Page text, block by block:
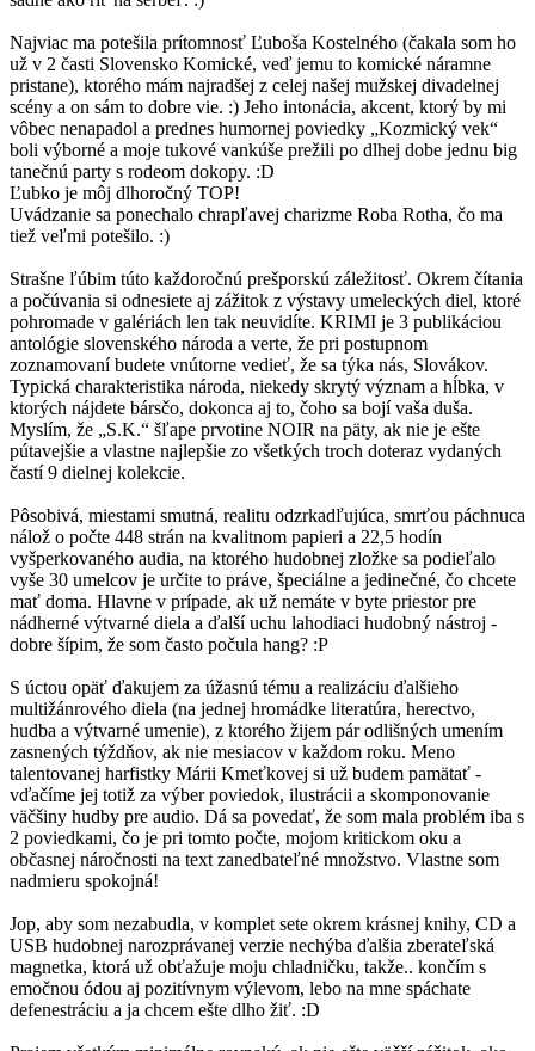
Najviac ma potešila prítomnosť Ľuboša Kostelného (čakala som ho
už v 2 časti Slovensko Komické, veď jemu to komické náramne
pristane), ktorého mám najradšej z celej našej mužskej divadelnej
scény a on sám to dobre vie. :) Jeho intonácia, akcent, ktorý by mi
vôbec nenapadol a prednes humornej poviedky „Kozmický vek“
boli výborné a moje tukové vankúše prežili po dlhej dobe jednu big
tanečnú party s rodeom dokopy. :D
Ľubko je môj dlhoročný TOP!
Uvádzanie sa ponechalo chrapľavej charizme Roba Rotha, čo ma
tiež veľmi potešilo. :)
Strašne ľúbim túto každoročnú prešporskú záležitosť. Okrem čítania
a počúvania si odnesiete aj zážitok z výstavy umeleckých diel, ktoré
pohromade v galériách len tak neuvidíte. KRIMI je 3 publikáciou
antológie slovenského národa a verte, že pri postupnom
zoznamovaní budete vnútorne vedieť, že sa týka nás, Slovákov.
Typická charakteristika národa, niekedy skrytý význam a hĺbka, v
ktorých nájdete bársčo, dokonca aj to, čoho sa bojí vaša duša.
Myslím, že „S.K.“ šľape prvotine NOIR na päty, ak nie je ešte
pútavejšie a vlastne najlepšie zo všetkých troch doteraz vydaných
častí 9 dielnej kolekcie.
Pôsobivá, miestami smutná, realitu odzrkadľujúca, smrťou páchnuca
nálož o počte 448 strán na kvalitnom papieri a 22,5 hodín
vyšperkovaného audia, na ktorého hudobnej zložke sa podieľalo
vyše 30 umelcov je určite to práve, špeciálne a jedinečné, čo chcete
mať doma. Hlavne v prípade, ak už nemáte v byte priestor pre
nádherné výtvarné diela a ďalší uchu lahodiaci hudobný nástroj -
dobre šípim, že som často počula hang? :P
S úctou opäť ďakujem za úžasnú tému a realizáciu ďalšieho
multižánrového diela (na jednej hromádke literatúra, herectvo,
hudba a výtvarné umenie), z ktorého žijem pár odlišných umením
zasnených týždňov, ak nie mesiacov v každom roku. Meno
talentovanej harfistky Márii Kmeťkovej si už budem pamätať -
vďačíme jej totiž za výber poviedok, ilustrácii a skomponovanie
väčšiny hudby pre audio. Dá sa povedať, že som mala problém iba s
2 poviedkami, čo je pri tomto počte, mojom kritickom oku a
občasnej náročnosti na text zanedbateľné množstvo. Vlastne som
nadmieru spokojná!
Jop, aby som nezabudla, v komplet sete okrem krásnej knihy, CD a
USB hudobnej narozprávanej verzie nechýba ďalšia zberateľská
magnetka, ktorá už obťažuje moju chladničku, takže.. končím s
emočnou ódou aj pozitívnym výlevom, lebo na mne spáchate
defenestráciu a ja chcem ešte dlho žiť. :D